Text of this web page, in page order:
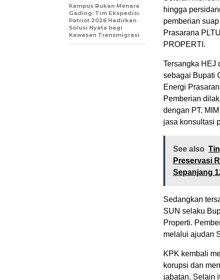
hingga
pemberian
Prasarana
PROPERTI.
Tersangka HEJ
sebagai Bupati
Energi
Pemberian
dengan PT. MIM
jasa konsultasi
See also
Preservasi
Sepanjang
Sedangkan
SUN selaku
Properti.
melalui ajudan
KPK kembali
korupsi dan
jabatan. Selain
Kampus Bukan Menara
Gading: Tim Ekspedisi
Patriot 2026 Hadirkan
Solusi Nyata bagi
Kawasan Transmigrasi